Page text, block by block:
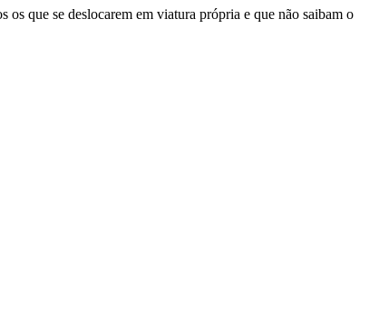
que se deslocarem em viatura própria e que não saibam o